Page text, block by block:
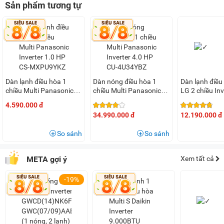
Làm mát nhanh với công nghệ Aerowings và chế độ
Powerfull
Cánh đảo gió đôi Aerowings được thiết kế đặc biệt giúp tập
cảm giác mát lạnh dễ chịu trong thời gian ngắn. Khi bật chế
độ Powerful, nhiệt độ cài đặt sẽ giảm xuống 2°C và quạt dàn
lạnh chạy ở tốc độ cao hơn, giúp làm mát tức thì, lý tưởng
Để mang lại không gian thư giãn và nghỉ ngơi trọn vẹn, dàn
lạnhPanasonicCS-MXPU18YKZ được trang bị chế độ Quiet,
giảm độ ồn của dàn lạnh xuống thấp hơn 3 dB(A) so với chế
Sản phẩm tương tự
Dàn lạnh điều hòa 1
chiều Multi Panasonic
MXPU9YKZ
4.590.000 đ
So sánh
Dàn nóng điều hòa 1
chiều Multi Panasonic
4U34YBZ
34.990.000 đ
So sánh
Dàn lạnh
LG 2 chiều
12.190.000 đ
META gợi ý Xem tất cả
-19%